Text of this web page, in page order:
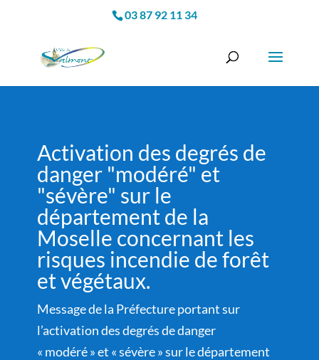
03 87 92 11 34
Activation des degrés de
danger "modéré" et
"sévère" sur le
département de la
Moselle concernant les
risques incendie de forêt
et végétaux.
Message de la Préfecture portant sur
l’activation des degrés de danger
« modéré » et « sévère » sur le département